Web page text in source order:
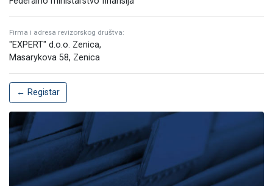
Firma i adresa revizorskog društva:
"EXPERT" d.o.o. Zenica,
Masarykova 58, Zenica
← Registar